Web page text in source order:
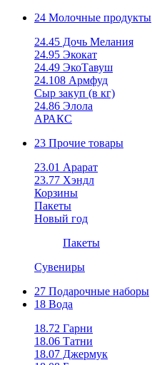
24 Молочные продукты
24.45 Дочь Мелания
24.95 Экокат
24.49 ЭкоТавуш
24.108 Армфуд
Сыр закуп (в кг)
24.86 Элола
АРАКС
23 Прочие товары
23.01 Арарат
23.77 Хэндл
Корзины
Пакеты
Новый год
Пакеты
Сувениры
27 Подарочные наборы
18 Вода
18.72 Гарни
18.06 Татни
18.07 Джермук